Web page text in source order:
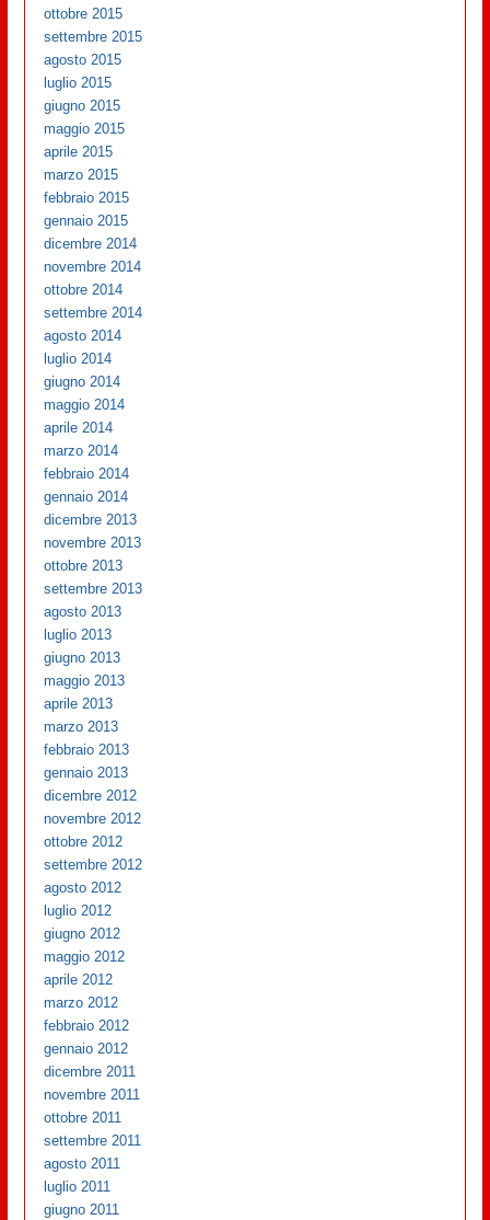
ottobre 2015
settembre 2015
agosto 2015
luglio 2015
giugno 2015
maggio 2015
aprile 2015
marzo 2015
febbraio 2015
gennaio 2015
dicembre 2014
novembre 2014
ottobre 2014
settembre 2014
agosto 2014
luglio 2014
giugno 2014
maggio 2014
aprile 2014
marzo 2014
febbraio 2014
gennaio 2014
dicembre 2013
novembre 2013
ottobre 2013
settembre 2013
agosto 2013
luglio 2013
giugno 2013
maggio 2013
aprile 2013
marzo 2013
febbraio 2013
gennaio 2013
dicembre 2012
novembre 2012
ottobre 2012
settembre 2012
agosto 2012
luglio 2012
giugno 2012
maggio 2012
aprile 2012
marzo 2012
febbraio 2012
gennaio 2012
dicembre 2011
novembre 2011
ottobre 2011
settembre 2011
agosto 2011
luglio 2011
giugno 2011